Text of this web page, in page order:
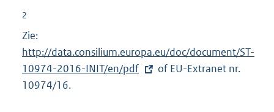
i
n
k
2
Zie:
x
t
e
http://data.consilium.europa.eu/doc/document/ST-
10974-2016-INIT/en/pdf
of EU-Extranet nr.
10974/16.